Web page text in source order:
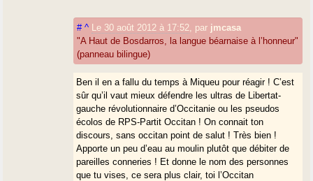
# ^ Le 30 août 2012 à 17:52 par jmcasa
"A Haut de Bosdarros, la langue béarnaise à l’honneur"
(panneau bilingue)
Ben il en a fallu du temps à Miqueu pour réagir ! C’est
sûr qu’il vaut mieux défendre les ultras de Libertat-
gauche révolutionnaire d’Occitanie ou les pseudos
écolos de RPS-Partit Occitan ! On connait ton
discours, sans occitan point de salut ! Très bien !
Apporte un peu d’eau au moulin plutôt que débiter de
pareilles conneries ! Et donne le nom des personnes
que tu vises, ce sera plus clair, toi l’Occitan